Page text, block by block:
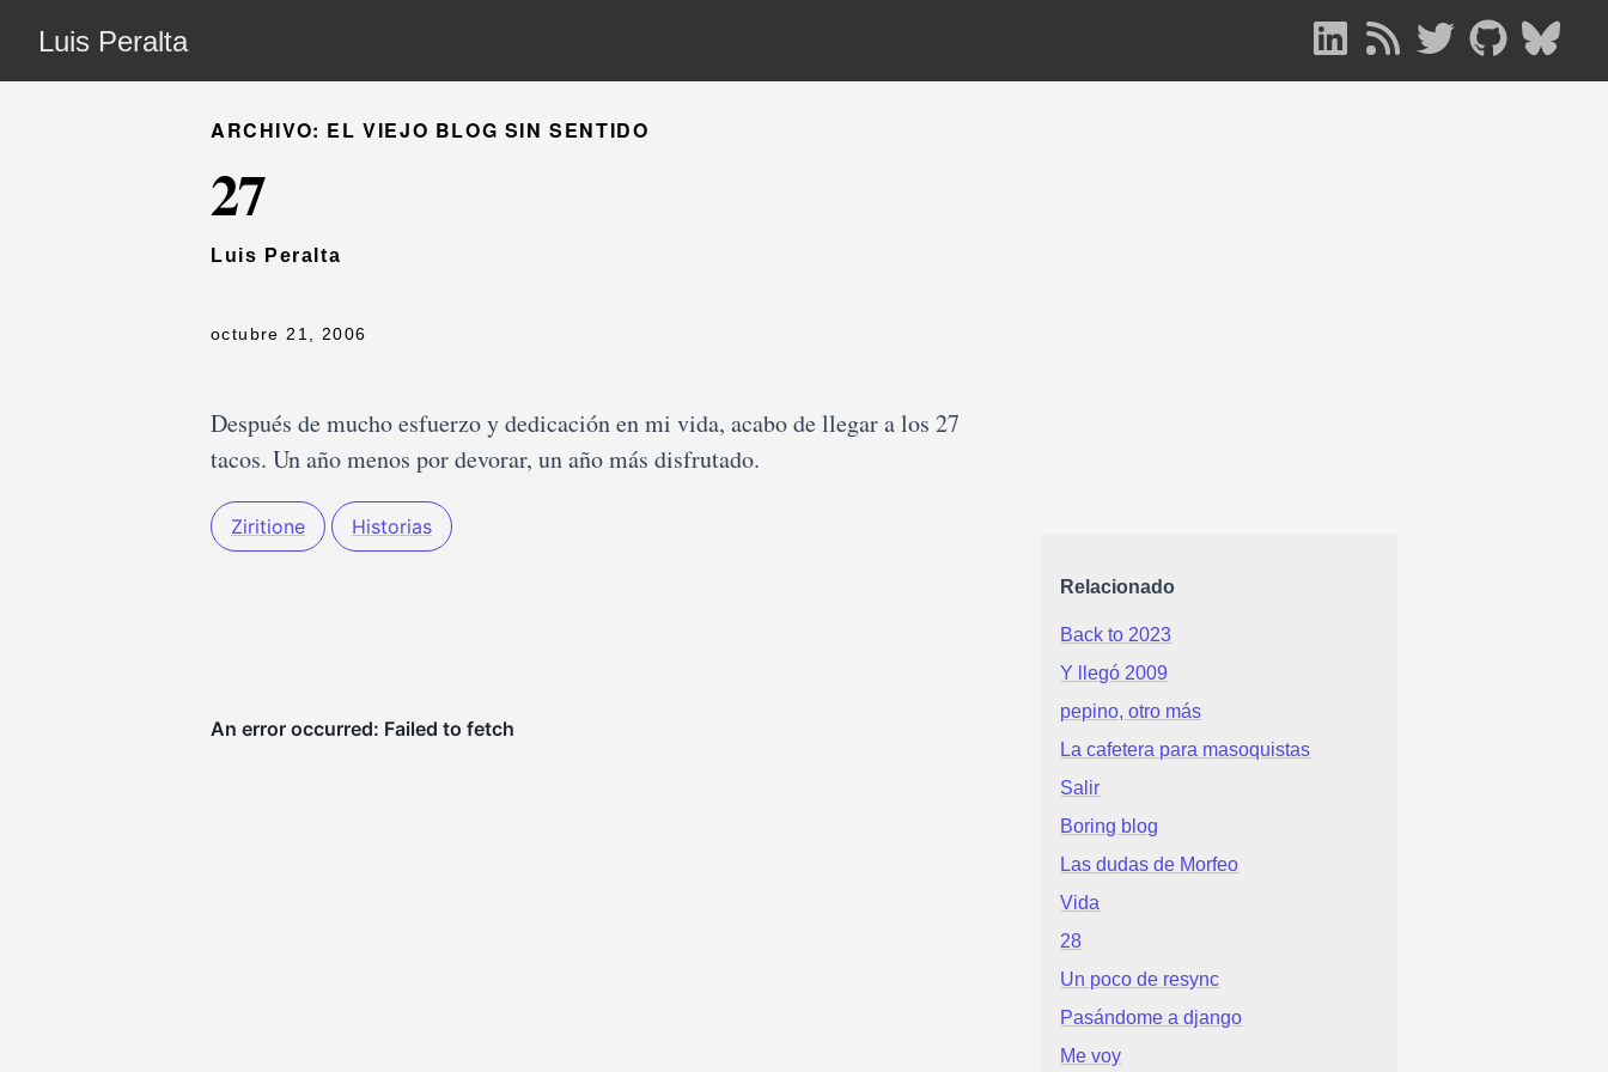
Luis Peralta
ARCHIVO: EL VIEJO BLOG SIN SENTIDO
27
Luis Peralta
octubre 21, 2006
Después de mucho esfuerzo y dedicación en mi vida, acabo de llegar a los 27
tacos. Un año menos por devorar, un año más disfrutado.
Ziritione Historias
Relacionado
Back to 2023
Y llegó 2009
pepino, otro más
La cafetera para masoquistas
Salir
Boring blog
Las dudas de Morfeo
Vida
28
Un poco de resync
Pasándome a django
Me voy